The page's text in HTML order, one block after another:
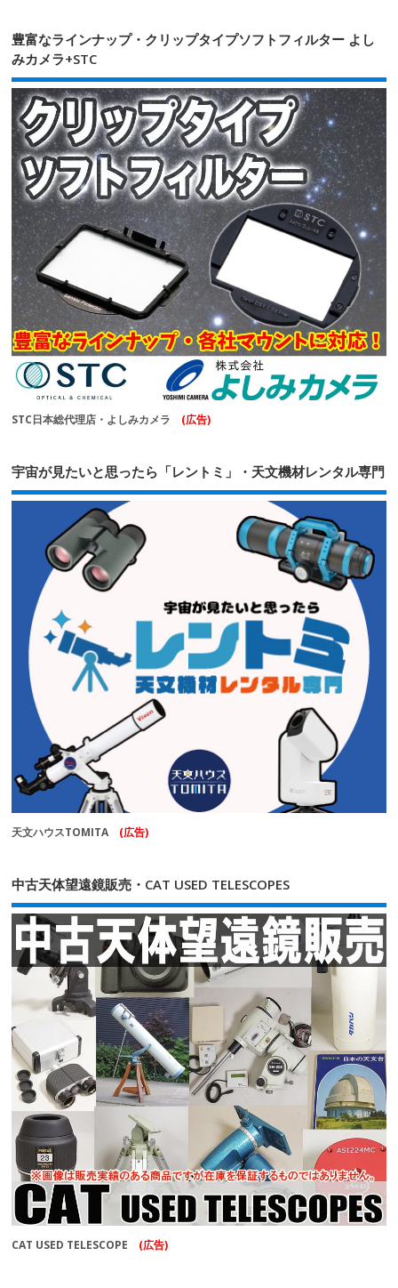
豊富なラインナップ・クリップタイプソフトフィルター よし
みカメラ+STC
STC日本総代理店・よしみカメラ (広告)
宇宙が見たいと思ったら「レントミ」・天文機材レンタル専門
天文ハウスTOMITA (広告)
中古天体望遠鏡販売・CAT USED TELESCOPES
CAT USED TELESCOPE (広告)